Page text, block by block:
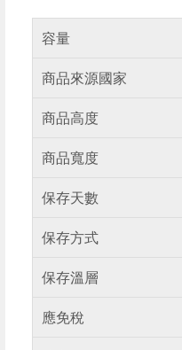
容量
商品來源國家
商品高度
商品寬度
保存天數
保存方式
保存溫層
應免稅